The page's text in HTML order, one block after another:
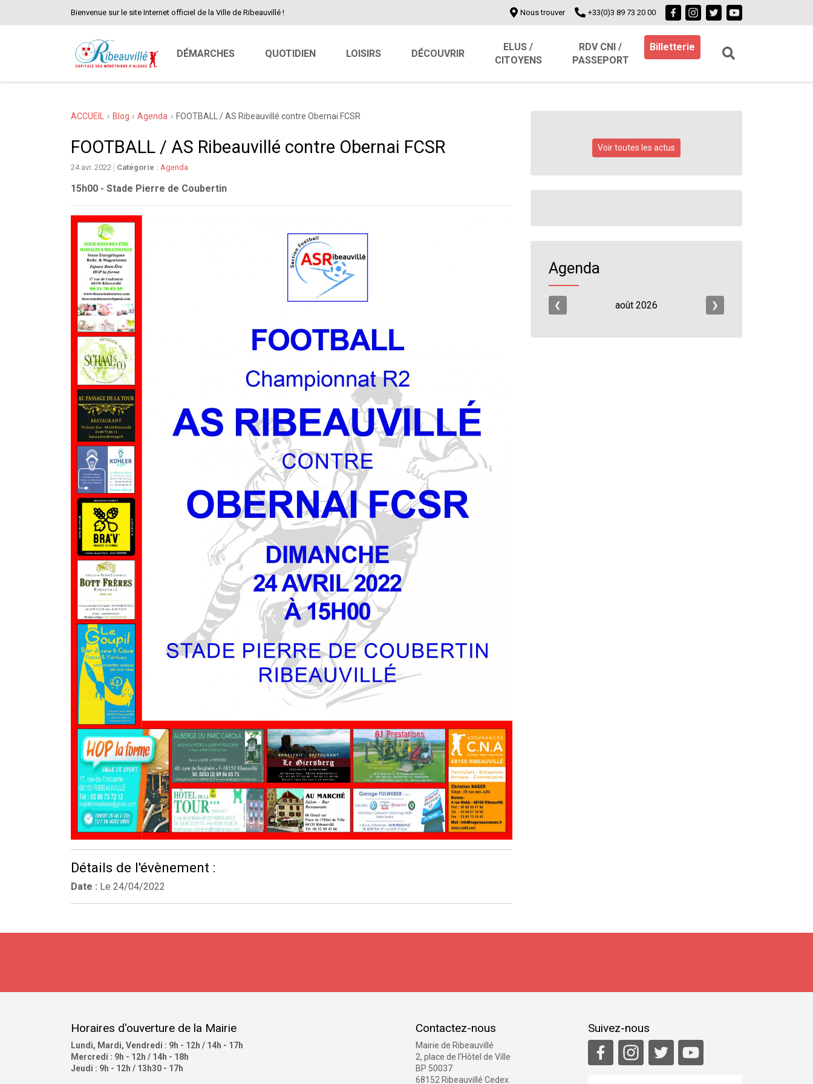
Bienvenue sur le site Internet officiel de la Ville de Ribeauvillé ! Nous trouver +33(0)3 89 73 20 00
DÉMARCHES QUOTIDIEN LOISIRS DÉCOUVRIR
ELUS /
CITOYENS
RDV CNI /
PASSEPORT
Billetterie
ACCUEIL Blog Agenda FOOTBALL / AS Ribeauvillé contre Obernai FCSR
FOOTBALL / AS Ribeauvillé contre Obernai FCSR
24 avr. 2022 Catégorie : Agenda
15h00 - Stade Pierre de Coubertin
Détails de l'évènement :
Date : Le 24/04/2022
Voir toutes les actus
Agenda
❮ août 2026 ❯
Horaires d'ouverture de la Mairie
Lundi, Mardi, Vendredi : 9h - 12h / 14h - 17h
Mercredi : 9h - 12h / 14h - 18h
Jeudi : 9h - 12h / 13h30 - 17h
Contactez-nous
Mairie de Ribeauvillé
2, place de l'Hôtel de Ville
BP 50037
68152 Ribeauvillé Cedex
Suivez-nous